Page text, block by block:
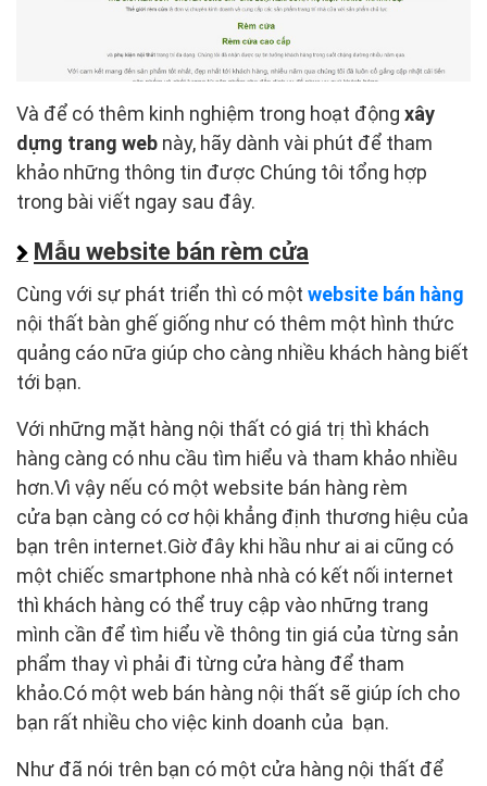
Và để có thêm kinh nghiệm trong hoạt động xây
dựng trang web này, hãy dành vài phút để tham
khảo những thông tin được Chúng tôi tổng hợp
trong bài viết ngay sau đây.
Mẫu website bán rèm cửa
Cùng với sự phát triển thì có một website bán hàng
nội thất bàn ghế giống như có thêm một hình thức
quảng cáo nữa giúp cho càng nhiều khách hàng biết
tới bạn.
Với những mặt hàng nội thất có giá trị thì khách
hàng càng có nhu cầu tìm hiểu và tham khảo nhiều
hơn.Vì vậy nếu có một website bán hàng rèm
cửa bạn càng có cơ hội khẳng định thương hiệu của
bạn trên internet.Giờ đây khi hầu như ai ai cũng có
một chiếc smartphone nhà nhà có kết nối internet
thì khách hàng có thể truy cập vào những trang
mình cần để tìm hiểu về thông tin giá của từng sản
phẩm thay vì phải đi từng cửa hàng để tham
khảo.Có một web bán hàng nội thất sẽ giúp ích cho
bạn rất nhiều cho việc kinh doanh của bạn.
Như đã nói trên bạn có một cửa hàng nội thất để